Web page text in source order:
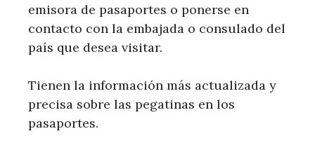
emisora ​​de pasaportes o ponerse en
contacto con la embajada o consulado del
país que desea visitar.
Tienen la información más actualizada y
precisa sobre las pegatinas en los
pasaportes.